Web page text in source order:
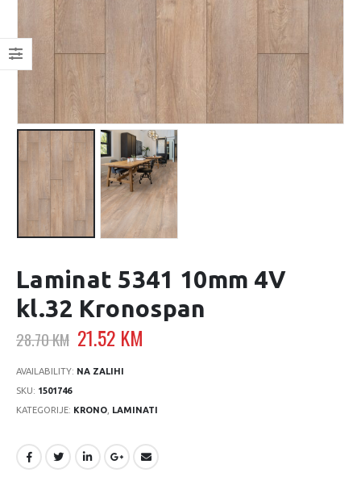
Laminat 5341 10mm 4V
kl.32 Kronospan
28.70KM Original
price
was:
21.52 KM
AVAILABILITY: NA ZALIHI
SKU: 1501746
KATEGORIJE: KRONO LAMINATI